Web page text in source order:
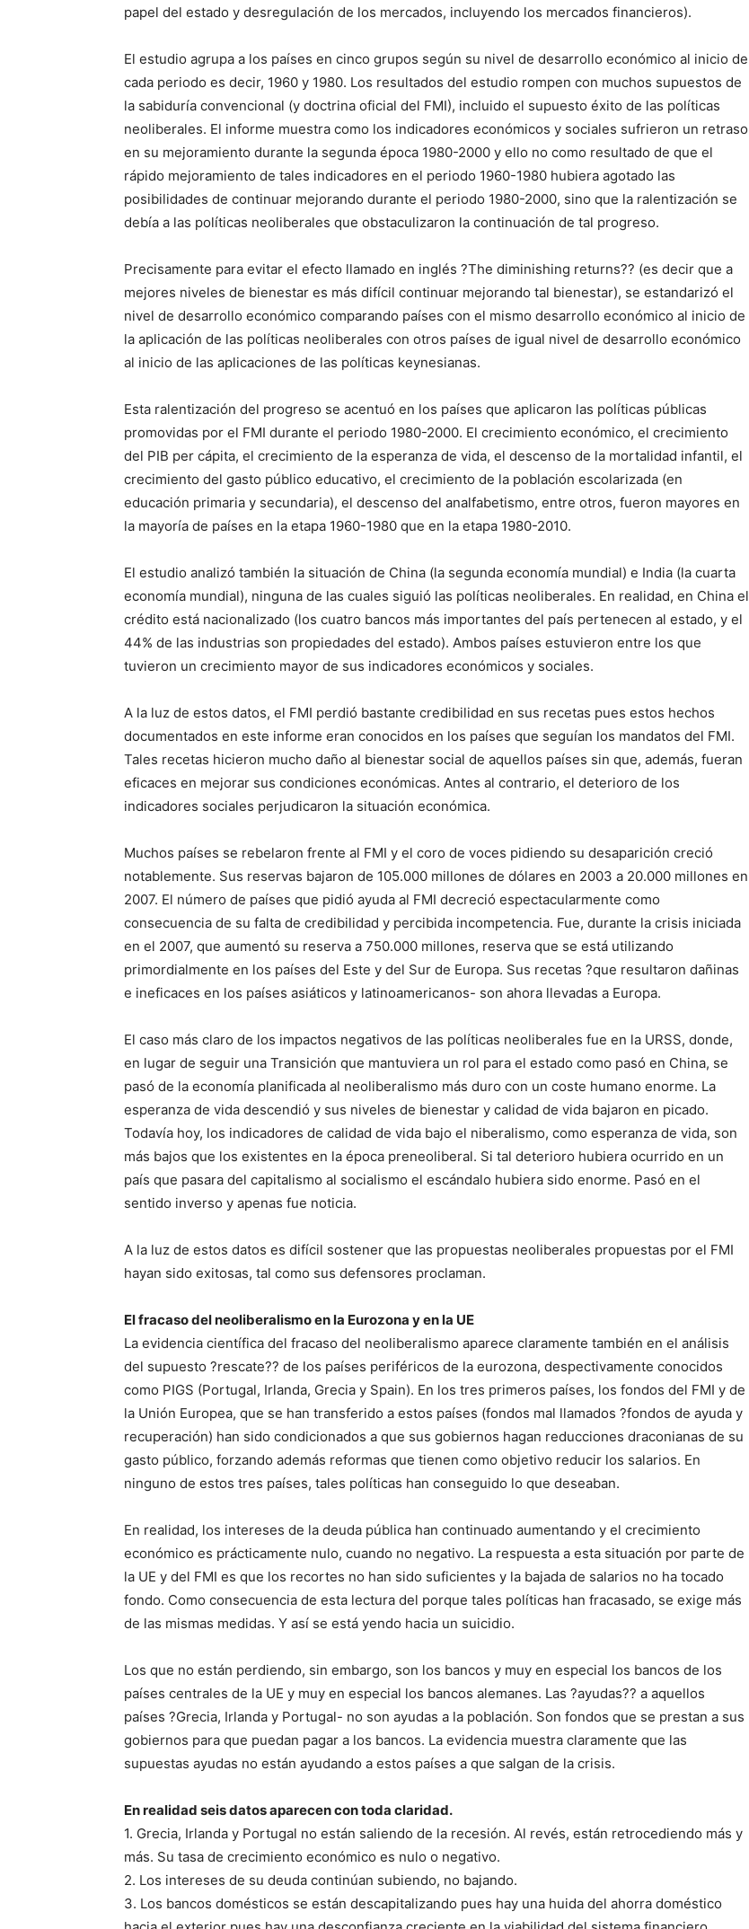
papel del estado y desregulación de los mercados, incluyendo los mercados financieros).
El estudio agrupa a los países en cinco grupos según su nivel de desarrollo económico al inicio de
cada periodo es decir, 1960 y 1980. Los resultados del estudio rompen con muchos supuestos de
la sabiduría convencional (y doctrina oficial del FMI), incluido el supuesto éxito de las políticas
neoliberales. El informe muestra como los indicadores económicos y sociales sufrieron un retraso
en su mejoramiento durante la segunda época 1980-2000 y ello no como resultado de que el
rápido mejoramiento de tales indicadores en el periodo 1960-1980 hubiera agotado las
posibilidades de continuar mejorando durante el periodo 1980-2000, sino que la ralentización se
debía a las políticas neoliberales que obstaculizaron la continuación de tal progreso.
Precisamente para evitar el efecto llamado en inglés ?The diminishing returns?? (es decir que a
mejores niveles de bienestar es más difícil continuar mejorando tal bienestar), se estandarizó el
nivel de desarrollo económico comparando países con el mismo desarrollo económico al inicio de
la aplicación de las políticas neoliberales con otros países de igual nivel de desarrollo económico
al inicio de las aplicaciones de las políticas keynesianas.
Esta ralentización del progreso se acentuó en los países que aplicaron las políticas públicas
promovidas por el FMI durante el periodo 1980-2000. El crecimiento económico, el crecimiento
del PIB per cápita, el crecimiento de la esperanza de vida, el descenso de la mortalidad infantil, el
crecimiento del gasto público educativo, el crecimiento de la población escolarizada (en
educación primaria y secundaria), el descenso del analfabetismo, entre otros, fueron mayores en
la mayoría de países en la etapa 1960-1980 que en la etapa 1980-2010.
El estudio analizó también la situación de China (la segunda economía mundial) e India (la cuarta
economía mundial), ninguna de las cuales siguió las políticas neoliberales. En realidad, en China el
crédito está nacionalizado (los cuatro bancos más importantes del país pertenecen al estado, y el
44% de las industrias son propiedades del estado). Ambos países estuvieron entre los que
tuvieron un crecimiento mayor de sus indicadores económicos y sociales.
A la luz de estos datos, el FMI perdió bastante credibilidad en sus recetas pues estos hechos
documentados en este informe eran conocidos en los países que seguían los mandatos del FMI.
Tales recetas hicieron mucho daño al bienestar social de aquellos países sin que, además, fueran
eficaces en mejorar sus condiciones económicas. Antes al contrario, el deterioro de los
indicadores sociales perjudicaron la situación económica.
Muchos países se rebelaron frente al FMI y el coro de voces pidiendo su desaparición creció
notablemente. Sus reservas bajaron de 105.000 millones de dólares en 2003 a 20.000 millones en
2007. El número de países que pidió ayuda al FMI decreció espectacularmente como
consecuencia de su falta de credibilidad y percibida incompetencia. Fue, durante la crisis iniciada
en el 2007, que aumentó su reserva a 750.000 millones, reserva que se está utilizando
primordialmente en los países del Este y del Sur de Europa. Sus recetas ?que resultaron dañinas
e ineficaces en los países asiáticos y latinoamericanos- son ahora llevadas a Europa.
El caso más claro de los impactos negativos de las políticas neoliberales fue en la URSS, donde,
en lugar de seguir una Transición que mantuviera un rol para el estado como pasó en China, se
pasó de la economía planificada al neoliberalismo más duro con un coste humano enorme. La
esperanza de vida descendió y sus niveles de bienestar y calidad de vida bajaron en picado.
Todavía hoy, los indicadores de calidad de vida bajo el niberalismo, como esperanza de vida, son
más bajos que los existentes en la época preneoliberal. Si tal deterioro hubiera ocurrido en un
país que pasara del capitalismo al socialismo el escándalo hubiera sido enorme. Pasó en el
sentido inverso y apenas fue noticia.
A la luz de estos datos es difícil sostener que las propuestas neoliberales propuestas por el FMI
hayan sido exitosas, tal como sus defensores proclaman.
El fracaso del neoliberalismo en la Eurozona y en la UE
La evidencia científica del fracaso del neoliberalismo aparece claramente también en el análisis
del supuesto ?rescate?? de los países periféricos de la eurozona, despectivamente conocidos
como PIGS (Portugal, Irlanda, Grecia y Spain). En los tres primeros países, los fondos del FMI y de
la Unión Europea, que se han transferido a estos países (fondos mal llamados ?fondos de ayuda y
recuperación) han sido condicionados a que sus gobiernos hagan reducciones draconianas de su
gasto público, forzando además reformas que tienen como objetivo reducir los salarios. En
ninguno de estos tres países, tales políticas han conseguido lo que deseaban.
En realidad, los intereses de la deuda pública han continuado aumentando y el crecimiento
económico es prácticamente nulo, cuando no negativo. La respuesta a esta situación por parte de
la UE y del FMI es que los recortes no han sido suficientes y la bajada de salarios no ha tocado
fondo. Como consecuencia de esta lectura del porque tales políticas han fracasado, se exige más
de las mismas medidas. Y así se está yendo hacia un suicidio.
Los que no están perdiendo, sin embargo, son los bancos y muy en especial los bancos de los
países centrales de la UE y muy en especial los bancos alemanes. Las ?ayudas?? a aquellos
países ?Grecia, Irlanda y Portugal- no son ayudas a la población. Son fondos que se prestan a sus
gobiernos para que puedan pagar a los bancos. La evidencia muestra claramente que las
supuestas ayudas no están ayudando a estos países a que salgan de la crisis.
En realidad seis datos aparecen con toda claridad.
1. Grecia, Irlanda y Portugal no están saliendo de la recesión. Al revés, están retrocediendo más y
más. Su tasa de crecimiento económico es nulo o negativo.
2. Los intereses de su deuda continúan subiendo, no bajando.
3. Los bancos domésticos se están descapitalizando pues hay una huida del ahorra doméstico